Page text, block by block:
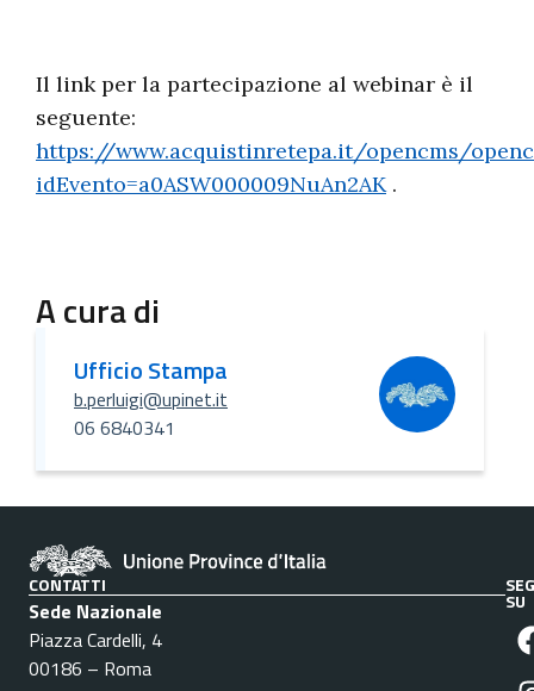
Il link per la partecipazione al webinar è il
seguente:
https://www.acquistinretepa.it/opencms/
idEvento=a0ASW000009NuAn2AK.
A cura di
Ufficio Stampa
b.perluigi@upinet.it
06 6840341
CONTATTI
Sede Nazionale
Piazza Cardelli, 4
00186 – Roma
SU